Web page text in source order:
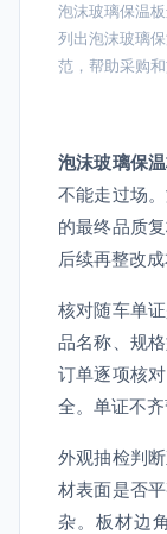
泡沫玻璃保温
列出泡沫玻璃
范，帮助采购
泡沫玻璃保
不能走过场。
的最终品质
后续再整改成
核对随车单证
品名称、规
订单逐项核
全。单证不齐
外观抽检判
材表面是否
杂。板材边